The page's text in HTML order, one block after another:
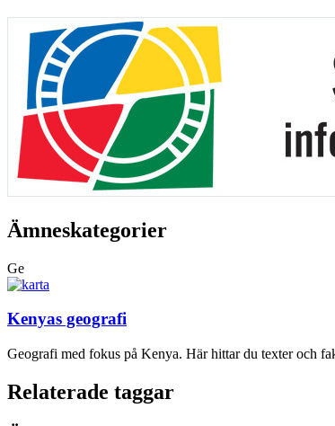
Ämneskategorier
Ge
Kenyas geografi
Geografi med fokus på Kenya. Här hittar du texter och
Relaterade taggar